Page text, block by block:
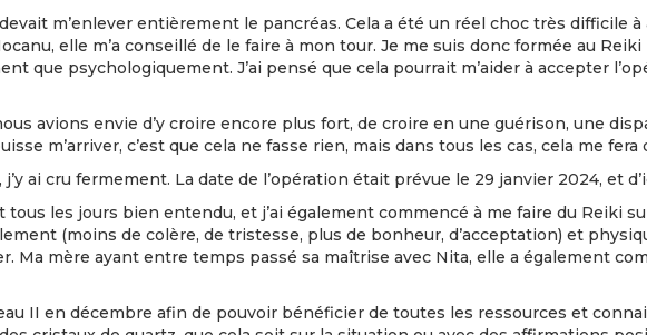
devait m’enlever entièrement le pancréas. Cela a été un réel choc très difficile
elle m’a conseillé de le faire à mon tour. Je me suis donc formée au
que psychologiquement. J’ai pensé que cela pourrait m’aider à accepter
avions envie d’y croire encore plus fort, de croire en une guérison, une
m’arriver, c’est que cela ne fasse rien, mais dans tous les cas, cela me fera
ai cru fermement. La date de l’opération était prévue le 29 janvier 2024, et
tous les jours bien entendu, et j’ai également commencé à me faire du Reiki
(moins de colère, de tristesse, plus de bonheur, d’acceptation) et
Ma mère ayant entre temps passé sa maîtrise avec Nita, elle a également
II en décembre afin de pouvoir bénéficier de toutes les ressources et